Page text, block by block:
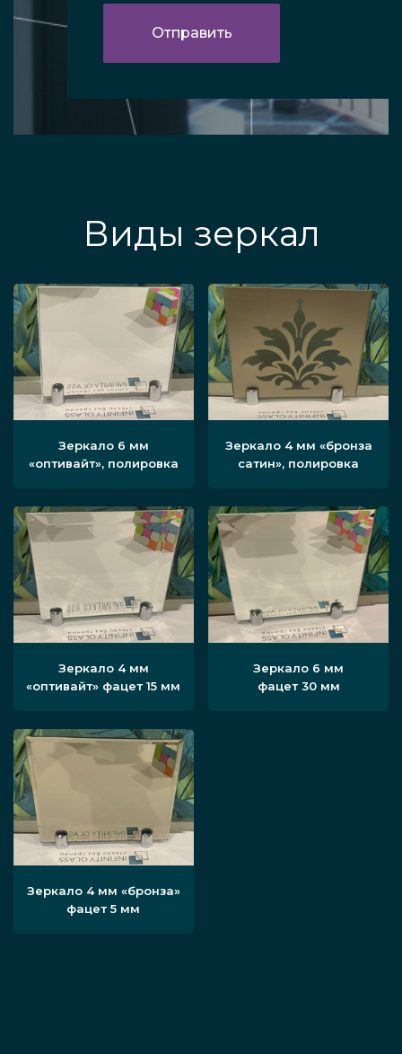
Виды зеркал
Зеркало 6 мм
«оптивайт», полировка
Зеркало 4 мм «бронза
сатин», полировка
Зеркало 4 мм
«оптивайт» фацет 15 мм
Зеркало 6 мм
фацет 30 мм
Зеркало 4 мм «бронза»
фацет 5 мм